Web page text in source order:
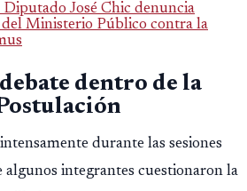
Diputado José Chic denuncia
Ministerio Público contra la
dentro de la
durante las sesiones
algunos integrantes cuestionaron la